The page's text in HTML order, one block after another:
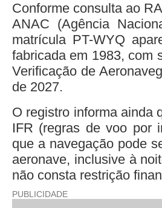
Conforme consulta ao
ANAC (Agência
matrícula PT-WYQ
fabricada em 1983, com
Verificação de
de 2027.
O registro informa ainda
IFR (regras de voo por
que a navegação pode
aeronave, inclusive à
não consta restrição
PUBLICIDADE